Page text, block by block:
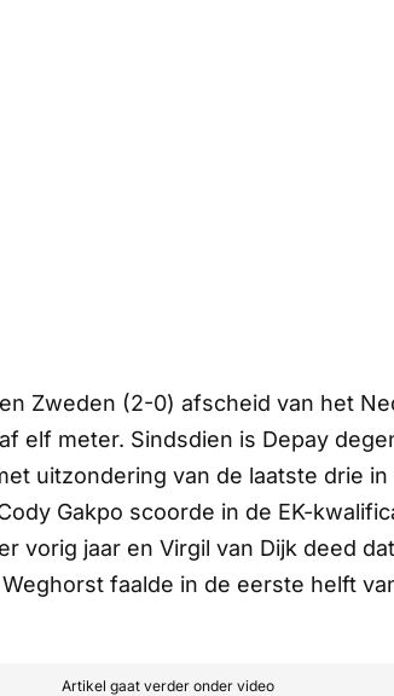
Zweden (2-0) afscheid van het
elf meter. Sindsdien is Depay
uitzondering van de laatste drie
Gakpo scoorde in de EK-
vorig jaar en Virgil van Dijk deed
faalde in de eerste helft
Artikel gaat verder onder video